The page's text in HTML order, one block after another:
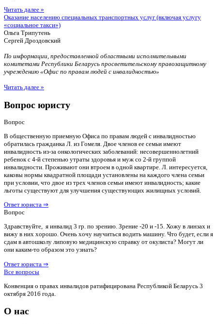
Читать далее »
Оказание населению специальных транспортных услуг (включая услугу
«социальное такси»)
Ольга Трипутень
Сергей Дроздовский
По информации, предоставленной областными исполнительными
комитетами Республики Беларусь просветительскому правозащитному
учреждению «Офис по правам людей с инвалидностью»
Читать далее »
Вопрос юристу
Вопрос
В общественную приемную Офиса по правам людей с инвалидностью
обратилась гражданка Л. из Гомеля. Двое членов ее семьи имеют
инвалидность из-за онкологических заболеваний: несовершеннолетний
ребенок с 4-й степенью утраты здоровья и муж со 2-й группой
инвалидности. Проживают они втроем в одной квартире. Л. интересуется,
каковы нормы квадратной площади установлены на каждого члена семьи
при условии, что двое из трех членов семьи имеют инвалидность; какие
льготы существуют для улучшения существующих жилищных условий.
Ответ юриста ⇒
Вопрос
Здравствуйте, я инвалид 3 гр. по зрению. Зрение -20 и -15. Хожу в линзах и
вижу в них хорошо. Очень хочу научиться водить машину. Что будет, если я
сдам в автошколу липовую медицинскую справку от окулиста? Могут ли
они каким-то образом это узнать?
Ответ юриста ⇒
Все вопросы
Конвенция о правах инвалидов ратифицирована Республикой Беларусь 3
октября 2016 года.
О нас